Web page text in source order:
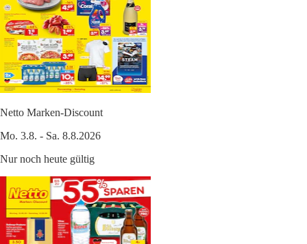
Netto Marken-Discount
Mo. 3.8. - Sa. 8.8.2026
Nur noch heute gültig